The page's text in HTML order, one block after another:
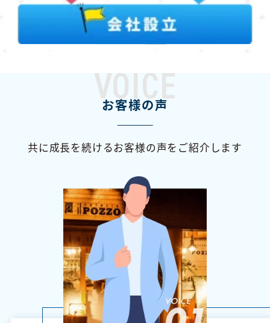
VOICE
お客様の声
共に成長を続けるお客様の声をご紹介します